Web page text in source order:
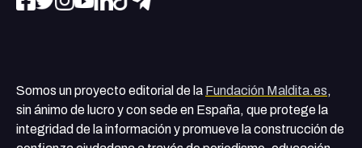
Somos un proyecto editorial de la Fundación Maldita.es,
sin ánimo de lucro y con sede en España, que protege la
integridad de la información y promueve la construcción de